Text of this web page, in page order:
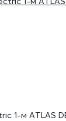
1-м ATLAS